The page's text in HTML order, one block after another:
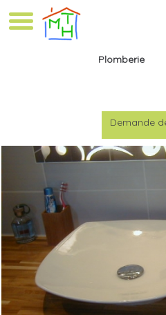
Multi Travaux
Plomberie
Demande